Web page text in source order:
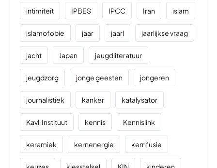
intimiteit IPBES IPCC Iran islam
islamofobie jaar jaarl jaarlijkse vraag
jacht Japan jeugdliteratuur
jeugdzorg jonge geesten jongeren
journalistiek kanker katalysator
Kavli Instituut kennis Kennislink
keramiek kernenergie kernfusie